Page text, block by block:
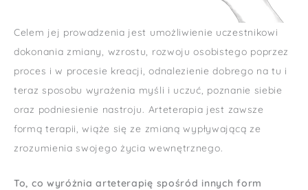
Celem jej prowadzenia jest umożliwienie uczestnikowi
dokonania zmiany, wzrostu, rozwoju osobistego poprzez
proces i w procesie kreacji, odnalezienie dobrego na tu i
teraz sposobu wyrażenia myśli i uczuć, poznanie siebie
oraz podniesienie nastroju. Arteterapia jest zawsze
formą terapii, wiąże się ze zmianą wypływającą ze
zrozumienia swojego życia wewnętrznego.
To, co wyróżnia arteterapię spośród innych form